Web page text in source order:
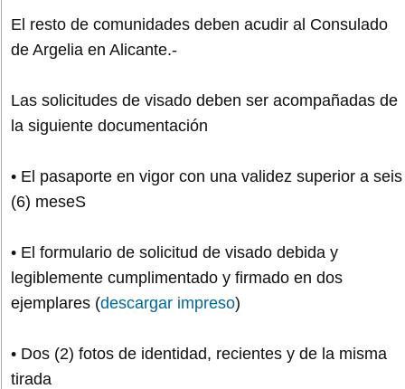
El resto de comunidades deben acudir al Consulado
de Argelia en Alicante.-
Las solicitudes de visado deben ser acompañadas de
la siguiente documentación
• El pasaporte en vigor con una validez superior a seis
(6) meseS
• El formulario de solicitud de visado debida y
legiblemente cumplimentado y firmado en dos
ejemplares (descargar impreso)
• Dos (2) fotos de identidad, recientes y de la misma
tirada